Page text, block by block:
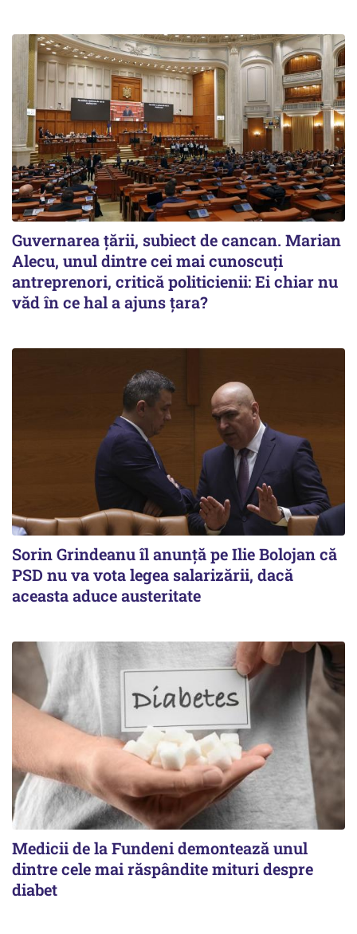
Guvernarea ţării, subiect de cancan. Marian
Alecu, unul dintre cei mai cunoscuţi
antreprenori, critică politicienii: Ei chiar nu
văd în ce hal a ajuns ţara?
Sorin Grindeanu îl anunţă pe Ilie Bolojan că
PSD nu va vota legea salarizării, dacă
aceasta aduce austeritate
Medicii de la Fundeni demontează unul
dintre cele mai răspândite mituri despre
diabet